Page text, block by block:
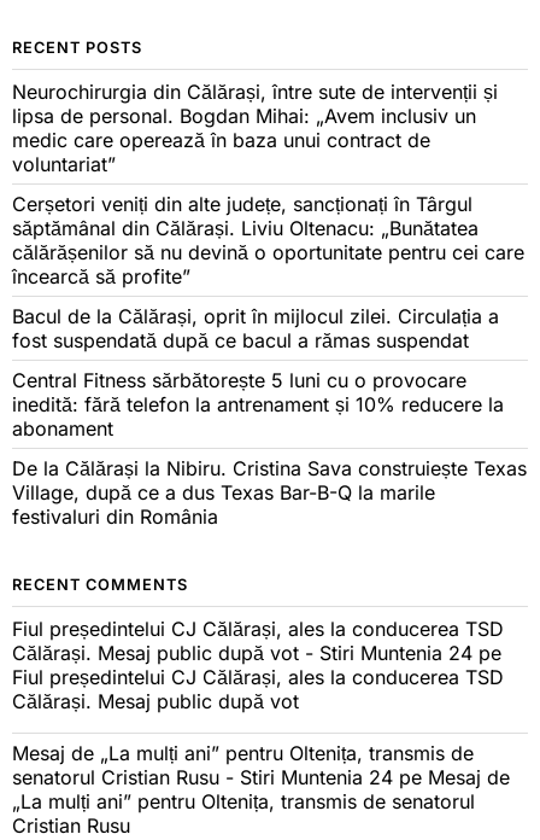
RECENT POSTS
Neurochirurgia din Călărași, între sute de intervenții și
lipsa de personal. Bogdan Mihai: „Avem inclusiv un
medic care operează în baza unui contract de
voluntariat”
Cerșetori veniți din alte județe, sancționați în Târgul
săptămânal din Călărași. Liviu Oltenacu: „Bunătatea
călărășenilor să nu devină o oportunitate pentru cei care
încearcă să profite”
Bacul de la Călărași, oprit în mijlocul zilei. Circulația a
fost suspendată după ce bacul a rămas suspendat
Central Fitness sărbătorește 5 luni cu o provocare
inedită: fără telefon la antrenament și 10% reducere la
abonament
De la Călărași la Nibiru. Cristina Sava construiește Texas
Village, după ce a dus Texas Bar-B-Q la marile
festivaluri din România
RECENT COMMENTS
Fiul președintelui CJ Călărași, ales la conducerea TSD
Călărași. Mesaj public după vot - Stiri Muntenia 24 pe
Fiul președintelui CJ Călărași, ales la conducerea TSD
Călărași. Mesaj public după vot
Mesaj de „La mulți ani” pentru Oltenița, transmis de
senatorul Cristian Rusu - Stiri Muntenia 24 pe Mesaj de
„La mulți ani” pentru Oltenița, transmis de senatorul
Cristian Rusu